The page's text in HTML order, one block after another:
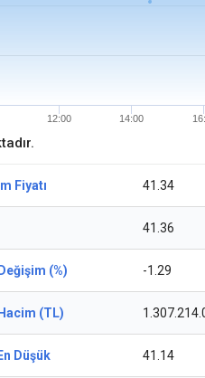
12:00 14:00
Fiyatı 41.34
41.36
(%) -1.29
(TL)
Düşük 41.14